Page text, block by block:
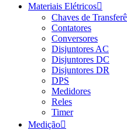
Materiais Elétricos
Chaves de
Contatores
Conversores
Disjuntores AC
Disjuntores DC
Disjuntores DR
DPS
Medidores
Reles
Timer
Medição